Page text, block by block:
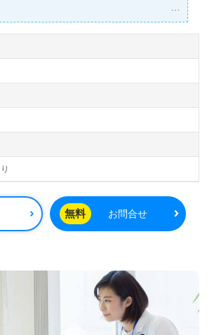
にご相談ください♪
転職活動をサポートいたします。
無料 お問合せ